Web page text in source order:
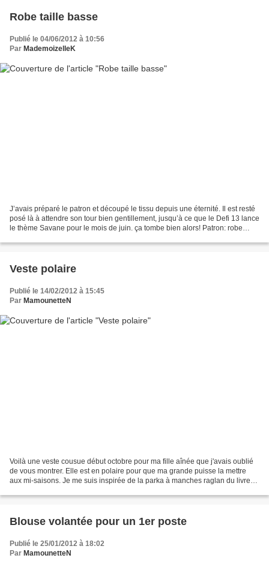
Robe taille basse
Publié le 04/06/2012 à 10:56
Par MademoizelleK
J’avais préparé le patron et découpé le tissu depuis une éternité. Il est resté
posé là à attendre son tour bien gentillement, jusqu’à ce que le Defi 13 lance
le thème Savane pour le mois de juin. ça tombe bien alors! Patron: robe
Veste polaire
Publié le 14/02/2012 à 15:45
Par MamounetteN
Voilà une veste cousue début octobre pour ma fille aînée que j'avais oublié
de vous montrer. Elle est en polaire pour que ma grande puisse la mettre
aux mi-saisons. Je me suis inspirée de la parka à manches raglan du livre
Blouse volantée pour un 1er poste
Publié le 25/01/2012 à 18:02
Par MamounetteN